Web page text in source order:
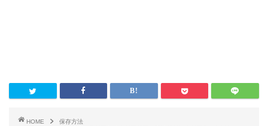
HOME
保存方法